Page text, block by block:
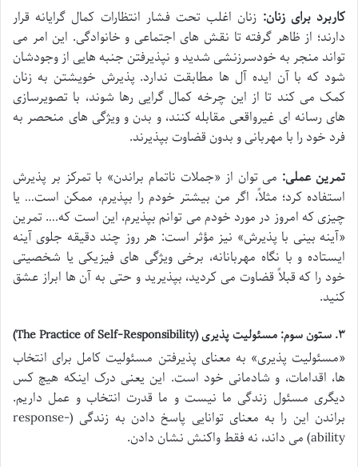
کاربرد برای زنان: زنان اغلب تحت فشار انتظارات کمال گرایانه قرار
دارند؛ از ظاهر گرفته تا نقش های اجتماعی و خانوادگی. این امر می
تواند منجر به خودسرزنشی شدید و نپذیرفتن جنبه هایی از وجودشان
شود که با آن ایده آل ها مطابقت ندارد. پذیرش خویشتن به زنان
کمک می کند تا از این چرخه کمال گرایی رها شوند، با تصویرسازی
های رسانه ای غیرواقعی مقابله کنند، و بدن و ویژگی های منحصر به
فرد خود را با مهربانی و بدون قضاوت بپذیرند.
تمرین عملی: می توان از «جملات ناتمام براندن» با تمرکز بر پذیرش
استفاده کرد؛ مثلاً، اگر من بیشتر خودم را بپذیرم، ممکن است… یا
چیزی که امروز در مورد خودم می توانم بپذیرم، این است که…. تمرین
«آینه بینی با پذیرش» نیز مؤثر است: هر روز چند دقیقه جلوی آینه
ایستاده و با نگاه مهربانانه، برخی ویژگی های فیزیکی یا شخصیتی
خود را که قبلاً قضاوت می کردید، بپذیرید و حتی به آن ها ابراز عشق
کنید.
۳. ستون سوم: مسئولیت پذیری (The Practice of Self-Responsibility)
«مسئولیت پذیری» به معنای پذیرفتن مسئولیت کامل برای انتخاب
ها، اقدامات، و شادمانی خود است. این یعنی درک اینکه هیچ کس
دیگری مسئول زندگی ما نیست و ما قدرت انتخاب و عمل داریم.
براندن این را به معنای توانایی پاسخ دادن به زندگی (response-
ability) می داند، نه فقط واکنش نشان دادن.